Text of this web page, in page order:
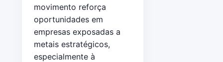
movimento reforça
oportunidades em
empresas exposadas a
metais estratégicos,
especialmente à